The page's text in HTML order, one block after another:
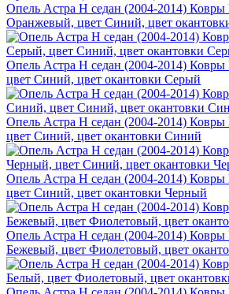
Опель Астра H седан (2004-2014)
Оранжевый, цвет Синий, цвет
Опель Астра H седан (2004-2014)
цвет Синий, цвет окантовки Серый
Опель Астра H седан (2004-2014)
цвет Синий, цвет окантовки Синий
Опель Астра H седан (2004-2014)
цвет Синий, цвет окантовки Черный
Опель Астра H седан (2004-2014)
Бежевый, цвет Фиолетовый, цвет